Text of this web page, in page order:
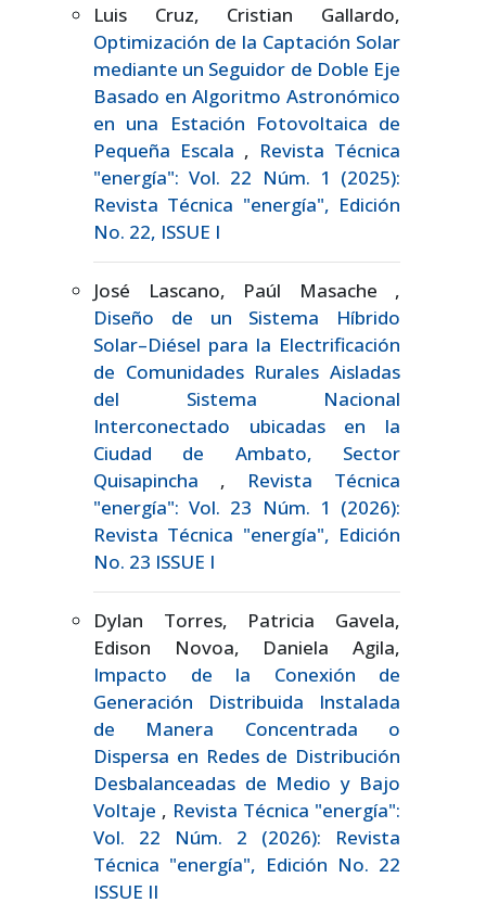
Luis Cruz, Cristian Gallardo,
Optimización de la Captación Solar
mediante un Seguidor de Doble Eje
Basado en Algoritmo Astronómico
en una Estación Fotovoltaica de
Pequeña Escala , Revista Técnica
"energía": Vol. 22 Núm. 1 (2025):
Revista Técnica "energía", Edición
No. 22, ISSUE I
José Lascano, Paúl Masache ,
Diseño de un Sistema Híbrido
Solar–Diésel para la Electrificación
de Comunidades Rurales Aisladas
del Sistema Nacional
Interconectado ubicadas en la
Ciudad de Ambato, Sector
Quisapincha , Revista Técnica
"energía": Vol. 23 Núm. 1 (2026):
Revista Técnica "energía", Edición
No. 23 ISSUE I
Dylan Torres, Patricia Gavela,
Edison Novoa, Daniela Agila,
Impacto de la Conexión de
Generación Distribuida Instalada
de Manera Concentrada o
Dispersa en Redes de Distribución
Desbalanceadas de Medio y Bajo
Voltaje , Revista Técnica "energía":
Vol. 22 Núm. 2 (2026): Revista
Técnica "energía", Edición No. 22
ISSUE II